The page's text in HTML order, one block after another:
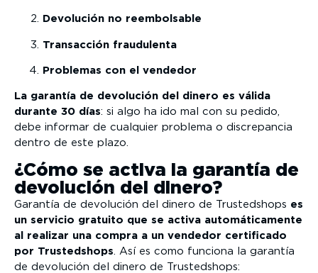
Devolución no reembolsable
Transacción fraudulenta
Problemas con el vendedor
La garantía de devolución del dinero es válida
durante 30 días: si algo ha ido mal con su pedido,
debe informar de cualquier problema o discrepancia
dentro de este plazo.
¿Cómo se activa la garantía de
devolución del dinero?
Garantía de devolución del dinero de Trustedshops es
un servicio gratuito que se activa automáticamente
al realizar una compra a un vendedor certificado
por Trustedshops . Así es como funciona la garantía
de devolución del dinero de Trustedshops: